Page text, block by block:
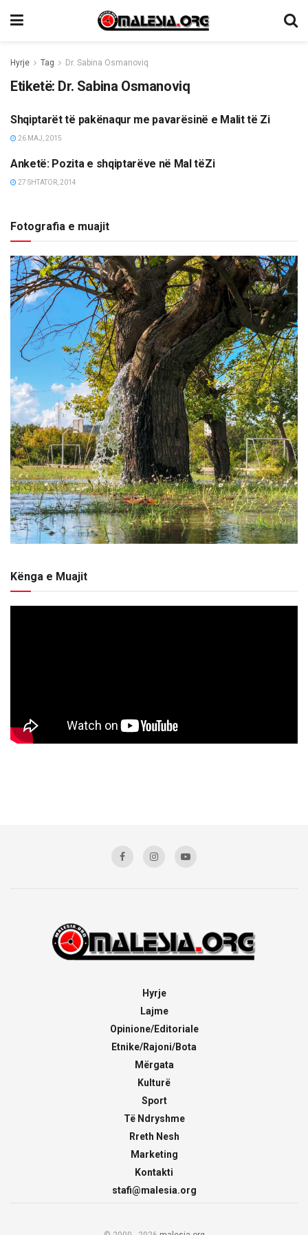
Hyrje Tag Dr. Sabina Osmanoviq
Etiketë: Dr. Sabina Osmanoviq
LAJME
Shqiptarët të pakënaqur me pavarësinë e Malit të Zi
26 MAJ, 2015
TË NDRYSHME
Anketë: Pozita e shqiptarëve në Mal tëZi
27 SHTATOR, 2014
Fotografia e muajit
Kënga e Muajit
Hyrje
Lajme
Opinione/Editoriale
Etnike/Rajoni/Bota
Mërgata
Kulturë
Sport
Të Ndryshme
Rreth Nesh
Marketing
Kontakti
stafi@malesia.org